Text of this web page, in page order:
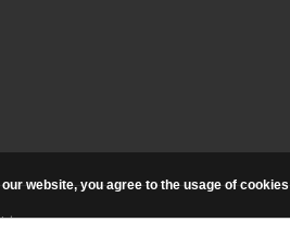
|
our website, you agree to the usage of